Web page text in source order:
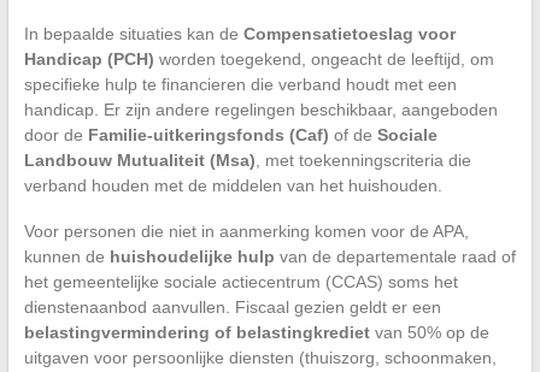
In bepaalde situaties kan de Compensatietoeslag voor
Handicap (PCH) worden toegekend, ongeacht de leeftijd, om
specifieke hulp te financieren die verband houdt met een
handicap. Er zijn andere regelingen beschikbaar, aangeboden
door de Familie-uitkeringsfonds (Caf) of de Sociale
Landbouw Mutualiteit (Msa) , met toekenningscriteria die
verband houden met de middelen van het huishouden.
Voor personen die niet in aanmerking komen voor de APA,
kunnen de huishoudelijke hulp van de departementale raad of
het gemeentelijke sociale actiecentrum (CCAS) soms het
dienstenaanbod aanvullen. Fiscaal gezien geldt er een
belastingvermindering of belastingkredietvan 50% op de
uitgaven voor persoonlijke diensten (thuiszorg, schoonmaken,